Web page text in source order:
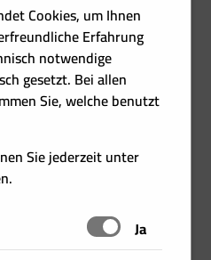
Events
Cookies, um Ihnen
Erfahrung
notwendige
gesetzt. Bei allen
Sie, welche benutzt
Sie jederzeit unter
Schalten
Ja